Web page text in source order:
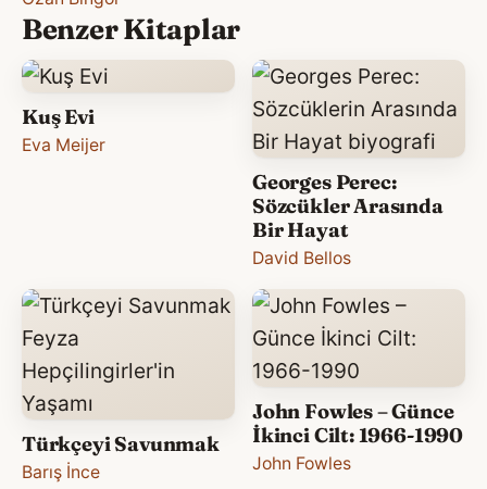
Benzer Kitaplar
Kuş Evi
Eva Meijer
Georges Perec:
Sözcükler Arasında
Bir Hayat
David Bellos
Türkçeyi Savunmak
Barış İnce
John Fowles – Günce
İkinci Cilt: 1966-1990
John Fowles